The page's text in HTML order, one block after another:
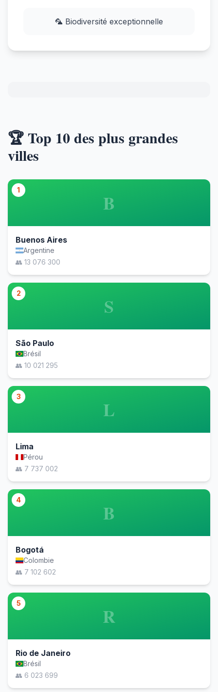
🦜 Biodiversité exceptionnelle
🏆 Top 10 des plus grandes
villes
1
B
Buenos Aires
Argentine
👥 13 076 300
2
S
São Paulo
Brésil
👥 10 021 295
3
L
Lima
Pérou
👥 7 737 002
4
B
Bogotá
Colombie
👥 7 102 602
5
R
Rio de Janeiro
Brésil
👥 6 023 699